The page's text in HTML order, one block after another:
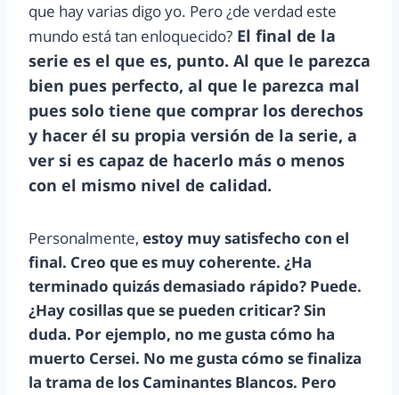
que hay varias digo yo. Pero ¿de verdad este
mundo está tan enloquecido? El final de la
serie es el que es, punto. Al que le parezca
bien pues perfecto, al que le parezca mal
pues solo tiene que comprar los derechos
y hacer él su propia versión de la serie, a
ver si es capaz de hacerlo más o menos
con el mismo nivel de calidad.
Personalmente, estoy muy satisfecho con el
final. Creo que es muy coherente. ¿Ha
terminado quizás demasiado rápido? Puede.
¿Hay cosillas que se pueden criticar? Sin
duda. Por ejemplo, no me gusta cómo ha
muerto Cersei. No me gusta cómo se finaliza
la trama de los Caminantes Blancos. Pero